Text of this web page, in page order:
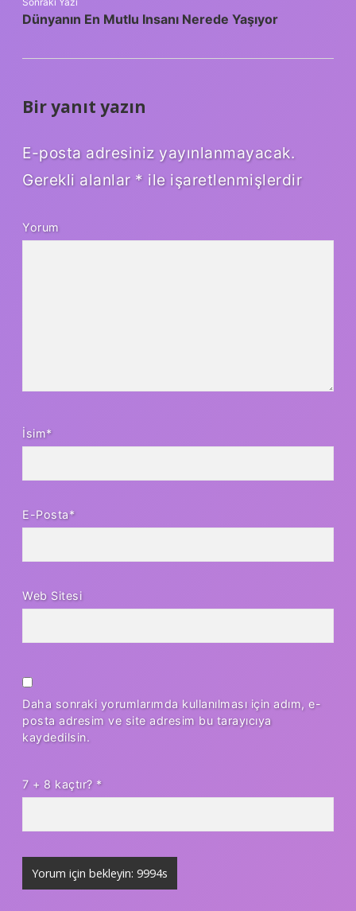
Dünyanın En Mutlu Insanı Nerede Yaşıyor
Bir yanıt yazın
E-posta adresiniz yayınlanmayacak.
Gerekli alanlar * ile işaretlenmişlerdir
Yorum
İsim*
E-Posta*
Web Sitesi
Daha sonraki yorumlarımda kullanılması için adım, e-
posta adresim ve site adresim bu tarayıcıya
kaydedilsin.
7 + 8 kaçtır? *